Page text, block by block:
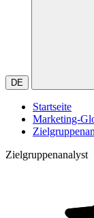
DE
Startseite
Marketing-
Zielgruppenanalyst